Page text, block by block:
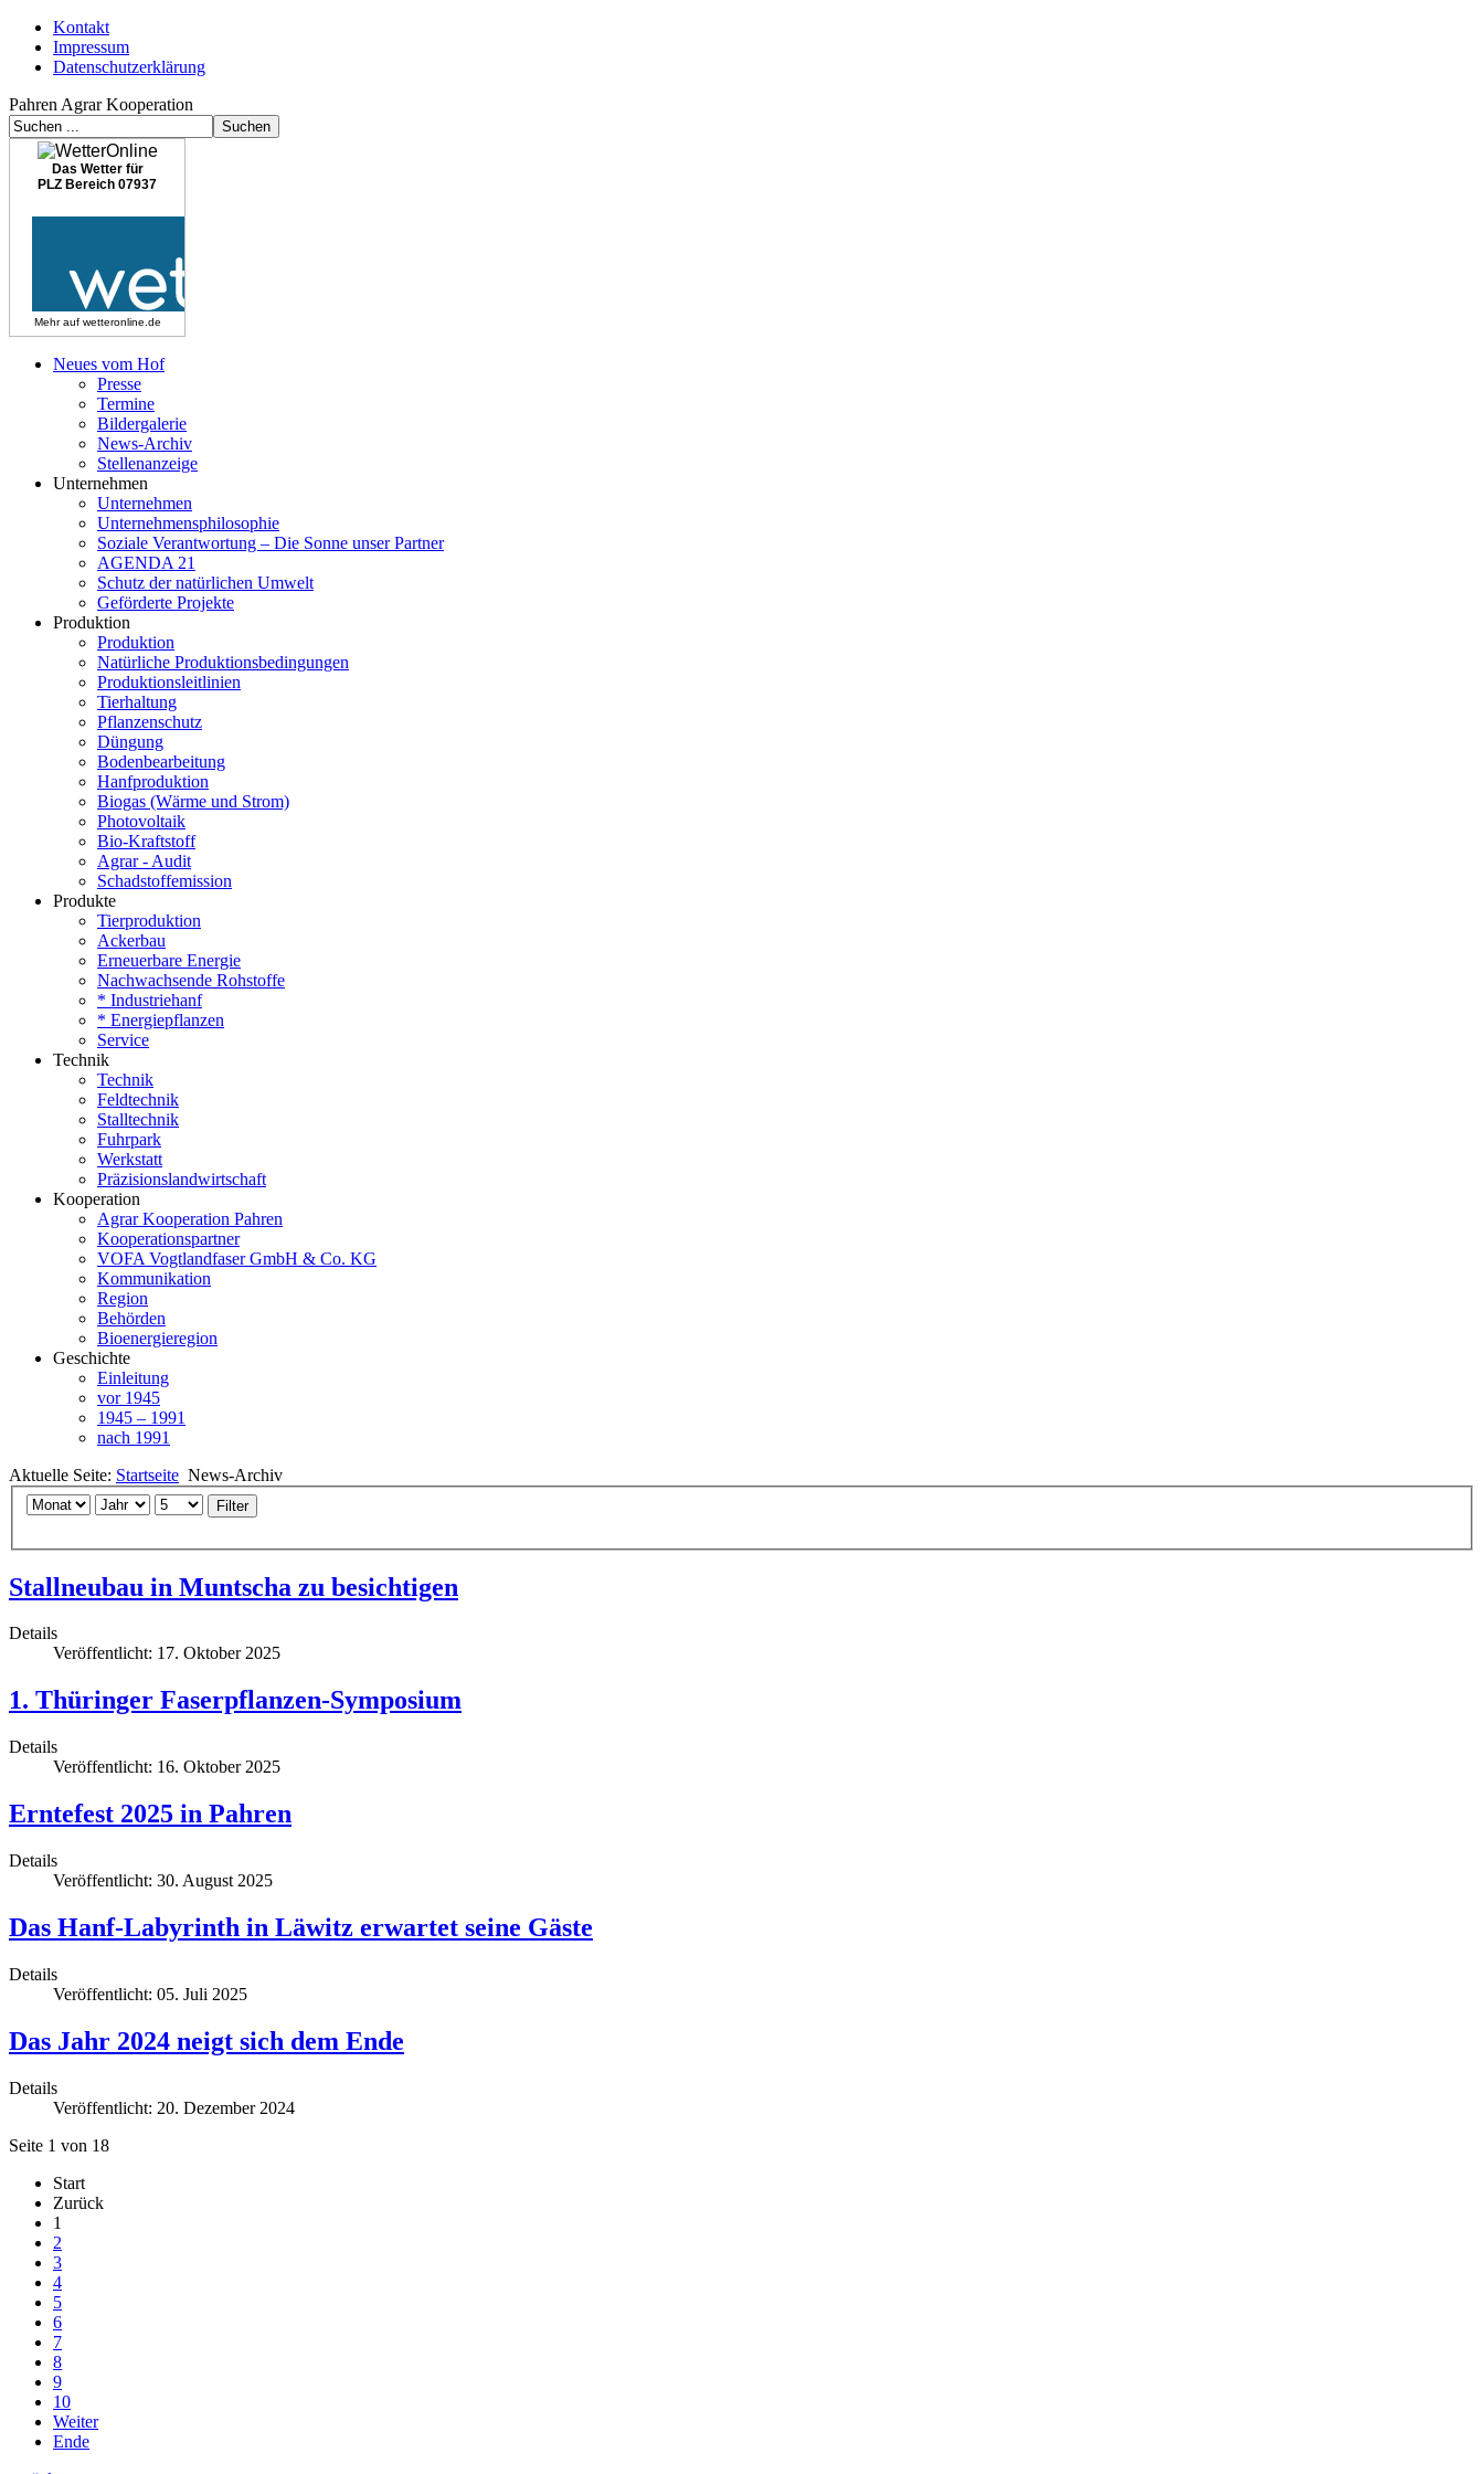
Kontakt
Impressum
Datenschutzerklärung
Pahren Agrar Kooperation
Das Wetter für
PLZ Bereich 07937
Mehr auf wetteronline.de
Neues vom Hof
Presse
Termine
Bildergalerie
News-Archiv
Stellenanzeige
Unternehmen
Unternehmen
Unternehmensphilosophie
Soziale Verantwortung – Die Sonne unser Partner
AGENDA 21
Schutz der natürlichen Umwelt
Geförderte Projekte
Produktion
Produktion
Natürliche Produktionsbedingungen
Produktionsleitlinien
Tierhaltung
Pflanzenschutz
Düngung
Bodenbearbeitung
Hanfproduktion
Biogas (Wärme und Strom)
Photovoltaik
Bio-Kraftstoff
Agrar - Audit
Schadstoffemission
Produkte
Tierproduktion
Ackerbau
Erneuerbare Energie
Nachwachsende Rohstoffe
* Industriehanf
* Energiepflanzen
Service
Technik
Technik
Feldtechnik
Stalltechnik
Fuhrpark
Werkstatt
Präzisionslandwirtschaft
Kooperation
Agrar Kooperation Pahren
Kooperationspartner
VOFA Vogtlandfaser GmbH & Co. KG
Kommunikation
Region
Behörden
Bioenergieregion
Geschichte
Einleitung
vor 1945
1945 – 1991
nach 1991
Aktuelle Seite: Startseite News-Archiv
Filter
Stallneubau in Muntscha zu besichtigen
Details
Veröffentlicht: 17. Oktober 2025
1. Thüringer Faserpflanzen-Symposium
Details
Veröffentlicht: 16. Oktober 2025
Erntefest 2025 in Pahren
Details
Veröffentlicht: 30. August 2025
Das Hanf-Labyrinth in Läwitz erwartet seine Gäste
Details
Veröffentlicht: 05. Juli 2025
Das Jahr 2024 neigt sich dem Ende
Details
Veröffentlicht: 20. Dezember 2024
Seite 1 von 18
Start
Zurück
1
2
3
4
5
6
7
8
9
10
Weiter
Ende